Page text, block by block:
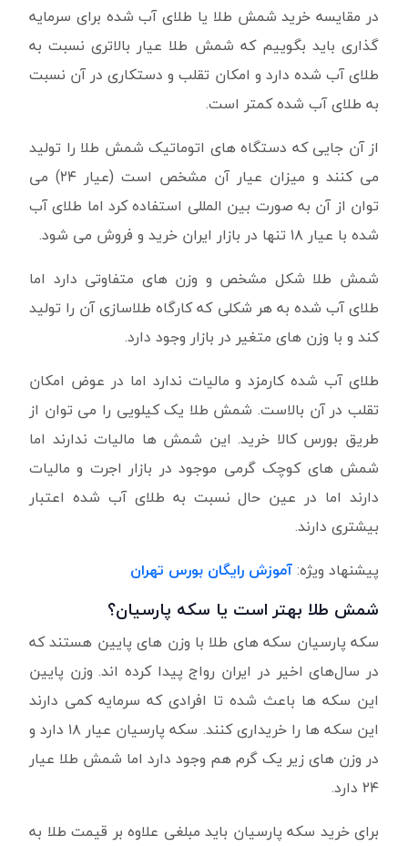
در مقایسه خرید شمش طلا یا طلای آب شده برای سرمایه
گذاری باید بگوییم که شمش طلا عیار بالاتری نسبت به
طلای آب شده دارد و امکان تقلب و دستکاری در آن نسبت
به طلای آب شده کمتر است.
از آن جایی که دستگاه های اتوماتیک شمش طلا را تولید
می کنند و میزان عیار آن مشخص است (عیار ۲۴) می
توان از آن به صورت بین المللی استفاده کرد اما طلای آب
شده با عیار ۱۸ تنها در بازار ایران خرید و فروش می شود.
شمش طلا شکل مشخص و وزن های متفاوتی دارد اما
طلای آب شده به هر شکلی که کارگاه طلاسازی آن را تولید
کند و با وزن های متغیر در بازار وجود دارد.
طلای آب شده کارمزد و مالیات ندارد اما در عوض امکان
تقلب در آن بالاست. شمش طلا یک کیلویی را می توان از
طریق بورس کالا خرید. این شمش ها مالیات ندارند اما
شمش های کوچک گرمی موجود در بازار اجرت و مالیات
دارند اما در عین حال نسبت به طلای آب شده اعتبار
بیشتری دارند.
پیشنهاد ویژه:آموزش رایگان بورس تهران
شمش طلا بهتر است یا سکه پارسیان؟
سکه پارسیان سکه های طلا با وزن های پایین هستند که
در سال‌های اخیر در ایران رواج پیدا کرده اند. وزن پایین
این سکه ها باعث شده تا افرادی که سرمایه کمی دارند
این سکه ها را خریداری کنند. سکه پارسیان عیار ۱۸ دارد و
در وزن های زیر یک گرم هم وجود دارد اما شمش طلا عیار
۲۴ دارد.
برای خرید سکه پارسیان باید مبلغی علاوه بر قیمت طلا به